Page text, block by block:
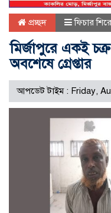
প্রচ্ছদ ফিচার
মির্জাপুরে একই
অবশেষে গ্রেপ্তার
আপডেট টাইম : Friday,